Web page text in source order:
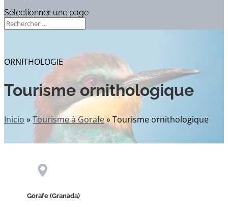
Sélectionner une page
ORNITHOLOGIE
Tourisme ornithologique
Inicio »Tourisme à Gorafe»Tourisme ornithologique
Gorafe (Granada)